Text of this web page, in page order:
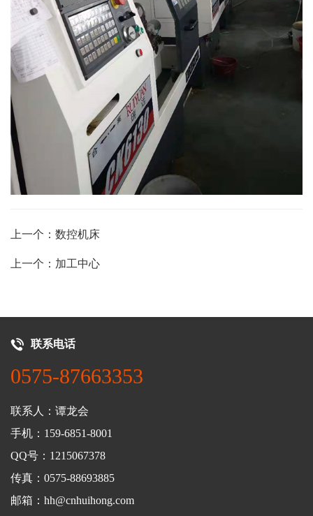
上一个：数控机床
上一个：加工中心
联系电话
0575-87663353
联系人：谭龙会
手机：159-6851-8001
QQ号：1215067378
传真：0575-88693885
邮箱：hh@cnhuihong.com